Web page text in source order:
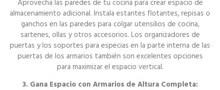
Aprovecha las paredes de tu cocina para crear espacio de
almacenamiento adicional. Instala estantes flotantes, repisas o
ganchos en las paredes para colgar utensilios de cocina,
sartenes, ollas y otros accesorios. Los organizadores de
puertas y los soportes para especias en la parte interna de las
puertas de los armarios también son excelentes opciones
para maximizar el espacio vertical.
3. Gana Espacio con Armarios de Altura Completa: